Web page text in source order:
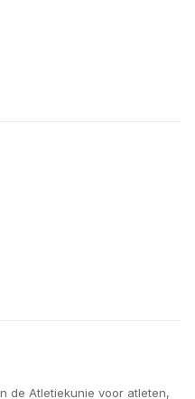
de Atletiekunie voor atleten,